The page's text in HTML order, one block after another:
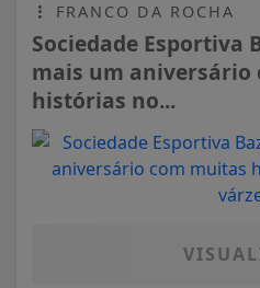
FRANCO DA ROCHA
Sociedade Esportiva
mais um aniversário
histórias no...